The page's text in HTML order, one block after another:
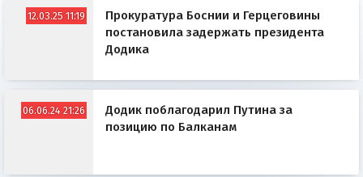
12.03.25 11:19
Прокуратура Боснии и Герцеговины
постановила задержать президента
Додика
06.06.24 21:26
Додик поблагодарил Путина за
позицию по Балканам